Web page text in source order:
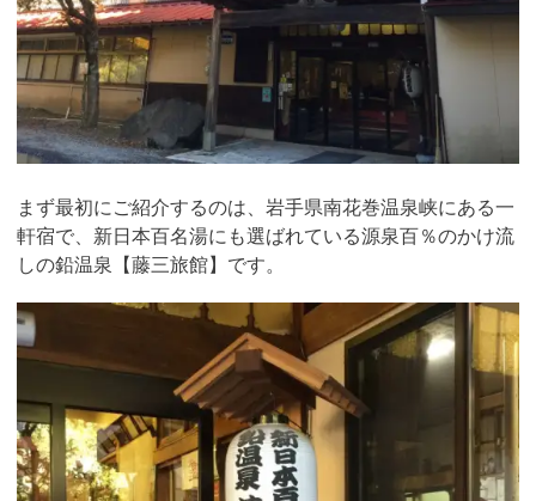
まず最初にご紹介するのは、岩手県南花巻温泉峡にある一
軒宿で、新日本百名湯にも選ばれている源泉百％のかけ流
しの鉛温泉【藤三旅館】です。